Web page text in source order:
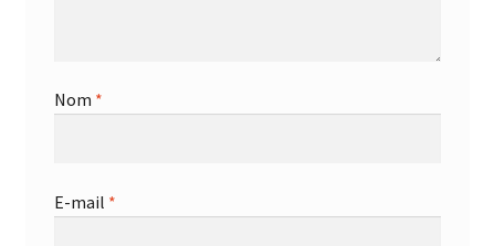
Nom *
E-mail *